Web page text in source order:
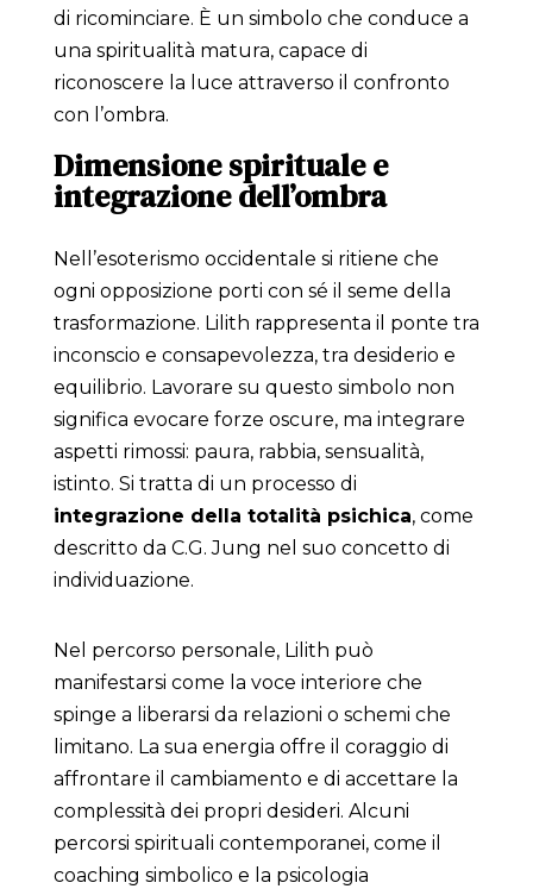
di ricominciare. È un simbolo che conduce a
una spiritualità matura, capace di
riconoscere la luce attraverso il confronto
con l’ombra.
Dimensione spirituale e
integrazione dell’ombra
Nell’esoterismo occidentale si ritiene che
ogni opposizione porti con sé il seme della
trasformazione. Lilith rappresenta il ponte tra
inconscio e consapevolezza, tra desiderio e
equilibrio. Lavorare su questo simbolo non
significa evocare forze oscure, ma integrare
aspetti rimossi: paura, rabbia, sensualità,
istinto. Si tratta di un processo di
integrazione della totalità psichica, come
descritto da C.G. Jung nel suo concetto di
individuazione.
Nel percorso personale, Lilith può
manifestarsi come la voce interiore che
spinge a liberarsi da relazioni o schemi che
limitano. La sua energia offre il coraggio di
affrontare il cambiamento e di accettare la
complessità dei propri desideri. Alcuni
percorsi spirituali contemporanei, come il
coaching simbolico e la psicologia